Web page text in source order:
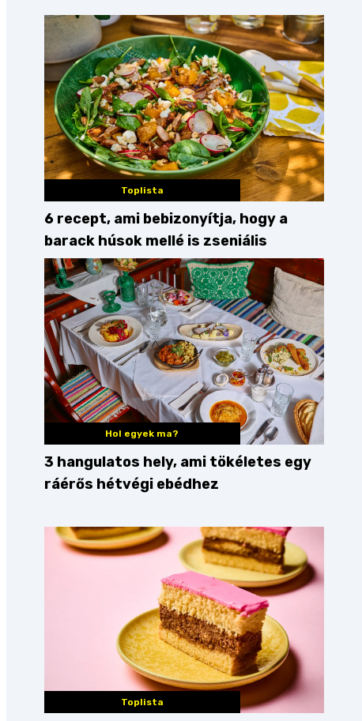
Toplista
6 recept, ami bebizonyítja, hogy a
barack húsok mellé is zseniális
Hol egyek ma?
3 hangulatos hely, ami tökéletes egy
ráérős hétvégi ebédhez
Toplista